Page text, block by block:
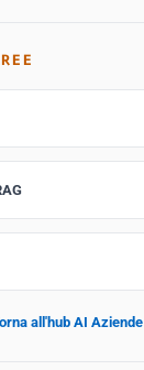
all'hub AI Aziende